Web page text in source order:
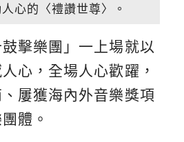
心的〈禮讚世尊〉。
擊樂團」一上場就以
心，全場人心歡躍，
屢獲海內外音樂獎項
體。